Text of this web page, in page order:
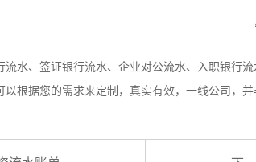
水、签证银行流水、企业对公流水、入职银行
根据您的需求来定制，真实有效，一线公司，并